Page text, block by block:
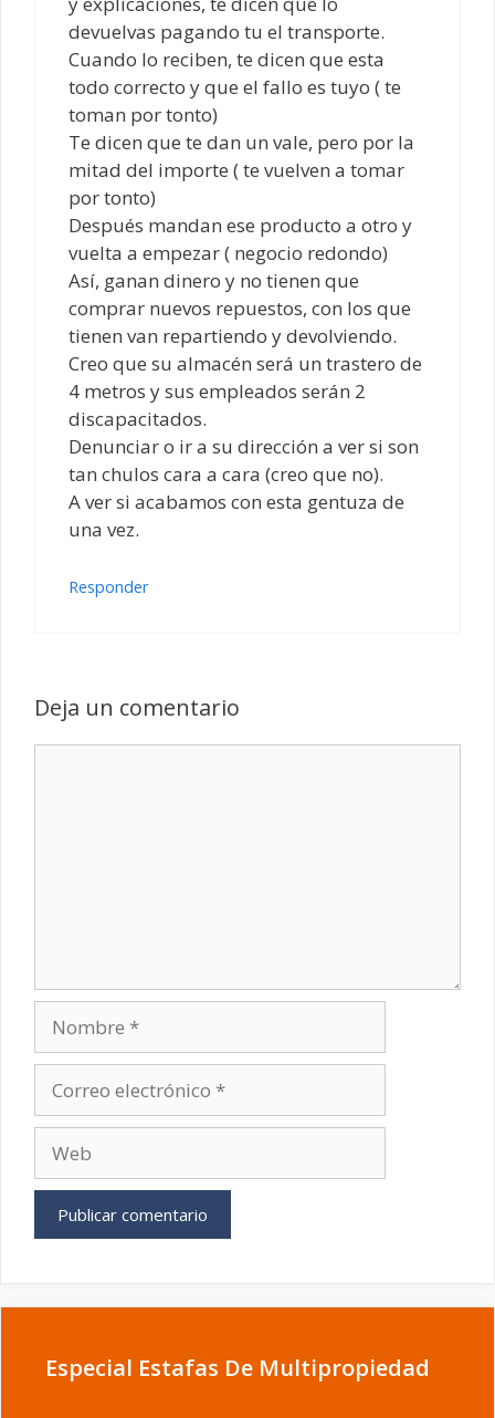
devuelvas pagando tu el transporte.
Cuando lo reciben, te dicen que esta
todo correcto y que el fallo es tuyo ( te
toman por tonto)
Te dicen que te dan un vale, pero por la
mitad del importe ( te vuelven a tomar
por tonto)
Después mandan ese producto a otro y
vuelta a empezar ( negocio redondo)
Así, ganan dinero y no tienen que
comprar nuevos repuestos, con los que
tienen van repartiendo y devolviendo.
Creo que su almacén será un trastero de
4 metros y sus empleados serán 2
discapacitados.
Denunciar o ir a su dirección a ver si son
tan chulos cara a cara (creo que no).
A ver si acabamos con esta gentuza de
una vez.
Responder
Deja un comentario
electrónico
Especial Estafas De Multipropiedad